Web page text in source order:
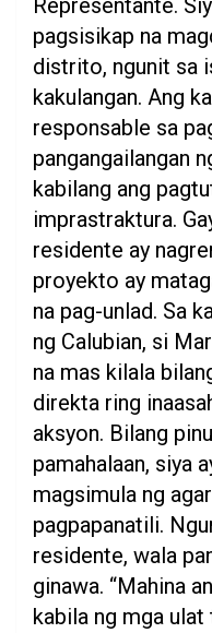
Representante.
pagsisikap na
distrito, ngunit sa
kakulangan. Ang
responsable sa
pangangailangan
kabilang ang
imprastraktura.
residente ay
proyekto ay
na pag-unlad. Sa
ng Calubian, si
na mas kilala
direkta ring
aksyon. Bilang
pamahalaan, siya
magsimula ng
pagpapanatili.
residente, wala
ginawa. “Mahina
kabila ng mga